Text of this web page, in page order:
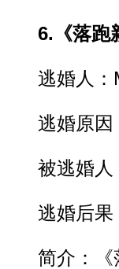
6.《落跑
逃婚人：
逃婚原因：
被逃婚人
逃婚后果
简介：《落